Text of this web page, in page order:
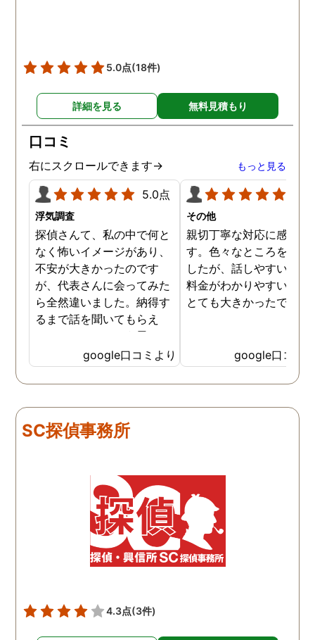
5.0点(18件)
詳細を見る 無料見積もり
口コミ
右にスクロールできます→ もっと見る
5.0点
浮気調査
探偵さんて、私の中で何と
なく怖いイメージがあり、
不安が大きかったのです
が、代表さんに会ってみた
ら全然違いました。納得す
るまで話を聞いてもらえ
て、ここならという思いで
依頼しました。代表さんが
私と一緒に戦ってくれてる
感じがして、心強かったで
現在離婚調停中です。弁護
士さんも紹介してもらえて
google口コミより
その他
親切丁寧な対応に感謝し
す。色々なところを探し
したが、話しやすいこと
料金がわかりやすいこと
とても大きかったです。
google口コミ
SC探偵事務所
4.3点(3件)